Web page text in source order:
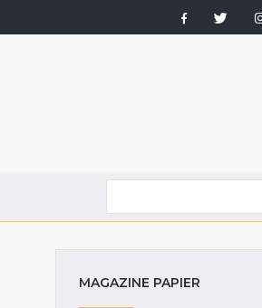
MAGAZINE PAPIER